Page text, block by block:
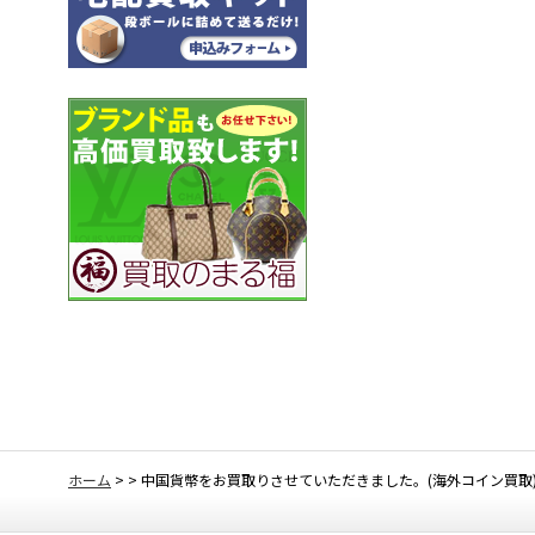
ホーム > > 中国貨幣をお買取りさせていただきました。(海外コイン買